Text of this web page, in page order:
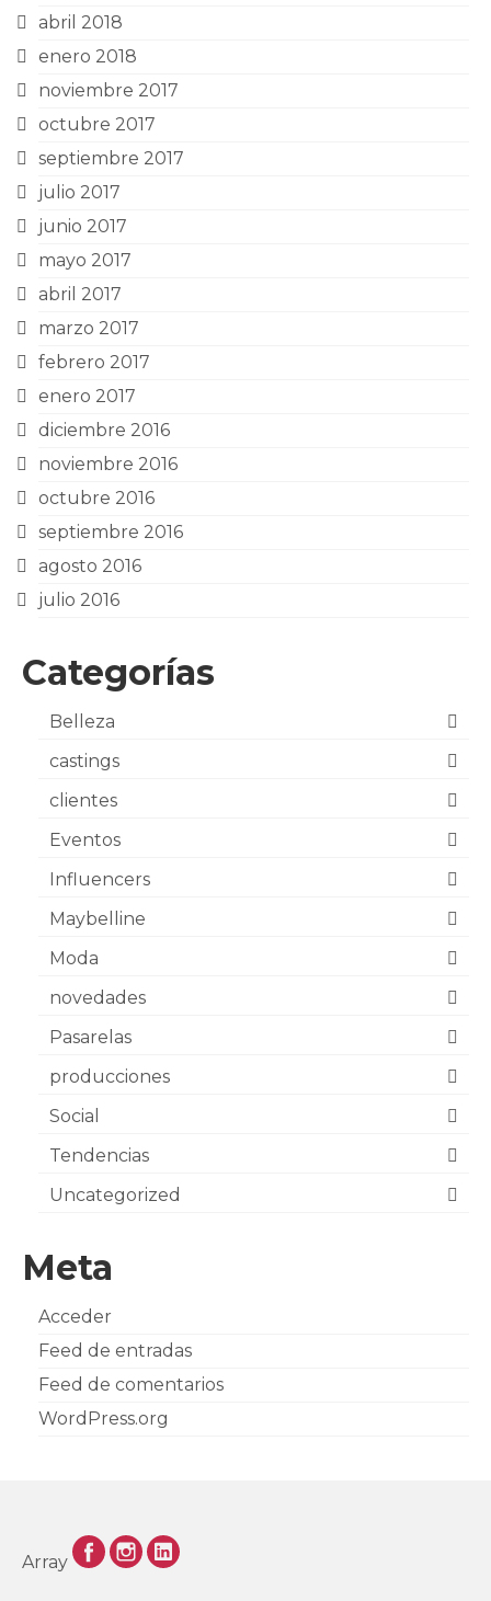
abril 2018
enero 2018
noviembre 2017
octubre 2017
septiembre 2017
julio 2017
junio 2017
mayo 2017
abril 2017
marzo 2017
febrero 2017
enero 2017
diciembre 2016
noviembre 2016
octubre 2016
septiembre 2016
agosto 2016
julio 2016
Categorías
Belleza
castings
clientes
Eventos
Influencers
Maybelline
Moda
novedades
Pasarelas
producciones
Social
Tendencias
Uncategorized
Meta
Acceder
Feed de entradas
Feed de comentarios
WordPress.org
Array